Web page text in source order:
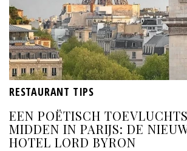
RESTAURANT TIPS
EEN POËTISCH
MIDDEN IN PARIJS: DE
HOTEL LORD BYRON